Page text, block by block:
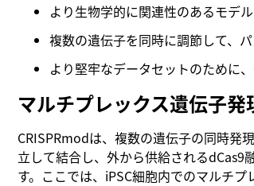
より生物学的に関連性のあるモデ
複数の遺伝子を同時に調節して、
より堅牢なデータセットのために
マルチプレックス遺伝子発
CRISPRmodは、複数の遺伝子の同時発
立して結合し、外から供給されるdCas9
す。ここでは、iPSC細胞内でのマルチプ